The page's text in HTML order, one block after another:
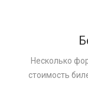
Несколько
стоимость